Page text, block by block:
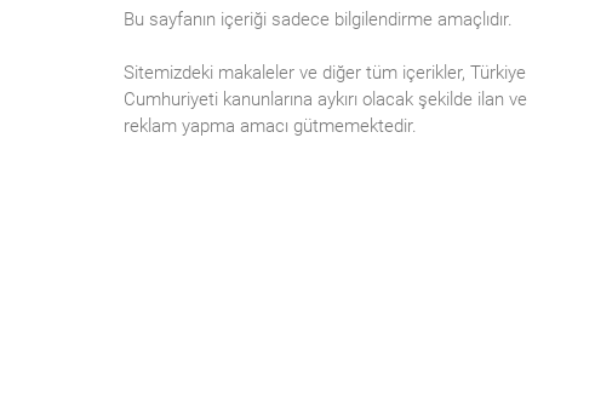
Bu sayfanın içeriği sadece bilgilendirme amaçlıdır.
Sitemizdeki makaleler ve diğer tüm içerikler, Türkiye
Cumhuriyeti kanunlarına aykırı olacak şekilde ilan ve
reklam yapma amacı gütmemektedir.